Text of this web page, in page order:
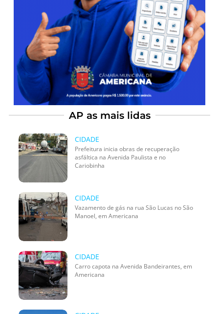
AP as mais lidas
CIDADE
Prefeitura inicia obras de recuperação
asfáltica na Avenida Paulista e no
Cariobinha
CIDADE
Vazamento de gás na rua São Lucas no São
Manoel, em Americana
CIDADE
Carro capota na Avenida Bandeirantes, em
Americana